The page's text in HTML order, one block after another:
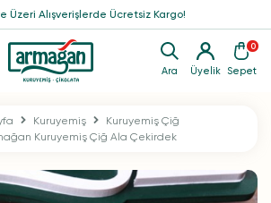
Ara Üyelik
0
Sepet
Üzeri Alışverişlerde Ücretsiz Kargo!
Kuruyemiş
Kuruyemiş Çiğ
Kuruyemiş Çiğ Ala Çekirdek